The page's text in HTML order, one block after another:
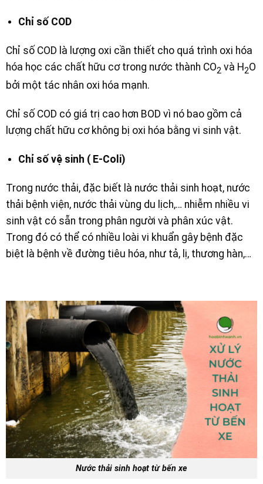
Chỉ số COD
Chỉ số COD là lượng oxi cần thiết cho quá trình oxi hóa
hóa học các chất hữu cơ trong nước thành CO2 và H2O
bởi một tác nhân oxi hóa mạnh.
Chỉ số COD có giá trị cao hơn BOD vì nó bao gồm cả
lượng chất hữu cơ không bị oxi hóa bằng vi sinh vật.
Chỉ số vệ sinh ( E-Coli)
Trong nước thải, đặc biết là nước thải sinh hoạt, nước
thải bệnh viện, nước thải vùng du lịch,… nhiễm nhiều vi
sinh vật có sẵn trong phân người và phân xúc vật.
Trong đó có thể có nhiều loài vi khuẩn gây bệnh đặc
biệt là bệnh về đường tiêu hóa, như tả, lị, thương hàn,…
Nước thải sinh hoạt từ bến xe